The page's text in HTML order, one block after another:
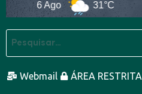
6 Ago 31°C
Webmail ÁREA RESTRITA